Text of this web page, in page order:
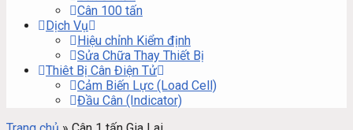
Cân 100 tấn
Dịch Vụ
Hiệu chỉnh Kiểm định
Sửa Chữa Thay Thiết Bị
Thiêt Bị Cân Điện Tử
Cảm Biến Lực (Load Cell)
Đầu Cân (Indicator)